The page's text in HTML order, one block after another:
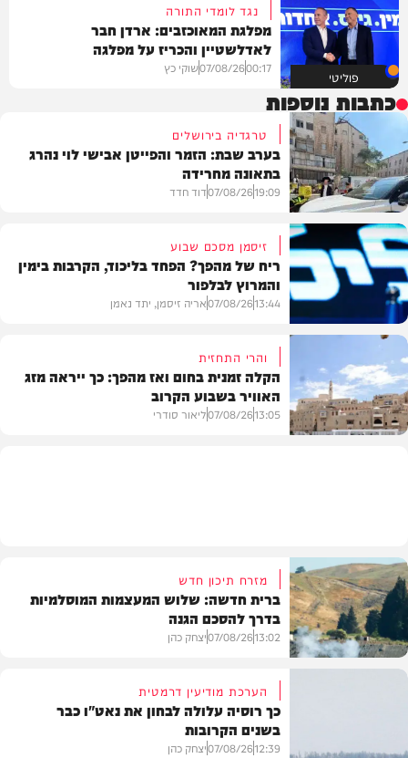
פוליטי
נגד לומדי התורה
מפלגת המאוכזבים: ארדן חבר
לאדלשטיין והכריז על מפלגה
00:17
07/08/26שוקי כץ
כתבות נוספות
בארץ
טרגדיה בירושלים
בערב שבת: הזמר והפייטן אבישי לוי נהרג
בתאונה מחרידה
19:09
07/08/26דוד חדד
פוליטי
זיסמן מסכם שבוע
ריח של מהפך? הפחד בליכוד, הקרבות בימין
והמרוץ לבלפור
13:44
07/08/26אריה זיסמן, יתד נאמן
והרי התחזית
הקלה זמנית בחום ואז מהפך: כך ייראה מזג
האוויר בשבוע הקרוב
13:05
07/08/26ליאור סודרי
מזרח תיכון חדש
ברית חדשה: שלוש המעצמות המוסלמיות
בדרך להסכם הגנה
13:02
07/08/26יצחק כהן
הערכת מודיעין דרמטית
כך רוסיה עלולה לבחון את נאט"ו כבר
בשנים הקרובות
12:39
07/08/26יצחק כהן